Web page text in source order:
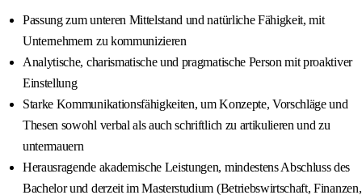
Passung zum unteren Mittelstand und natürliche Fähigkeit, mit
Unternehmern zu kommunizieren
Analytische, charismatische und pragmatische Person mit proaktiver
Einstellung
Starke Kommunikationsfähigkeiten, um Konzepte, Vorschläge und
Thesen sowohl verbal als auch schriftlich zu artikulieren und zu
untermauern
Herausragende akademische Leistungen, mindestens Abschluss des
Bachelor und derzeit im Masterstudium (Betriebswirtschaft, Finanzen,